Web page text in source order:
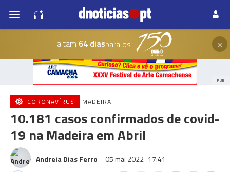
Faltam 64 diaspara os ×
PUB
CORONAVÍRUS MADEIRA
10.181 casos confirmados de covid-
19 na Madeira em Abril
Andreia Dias Ferro 05 mai 2022 17:41